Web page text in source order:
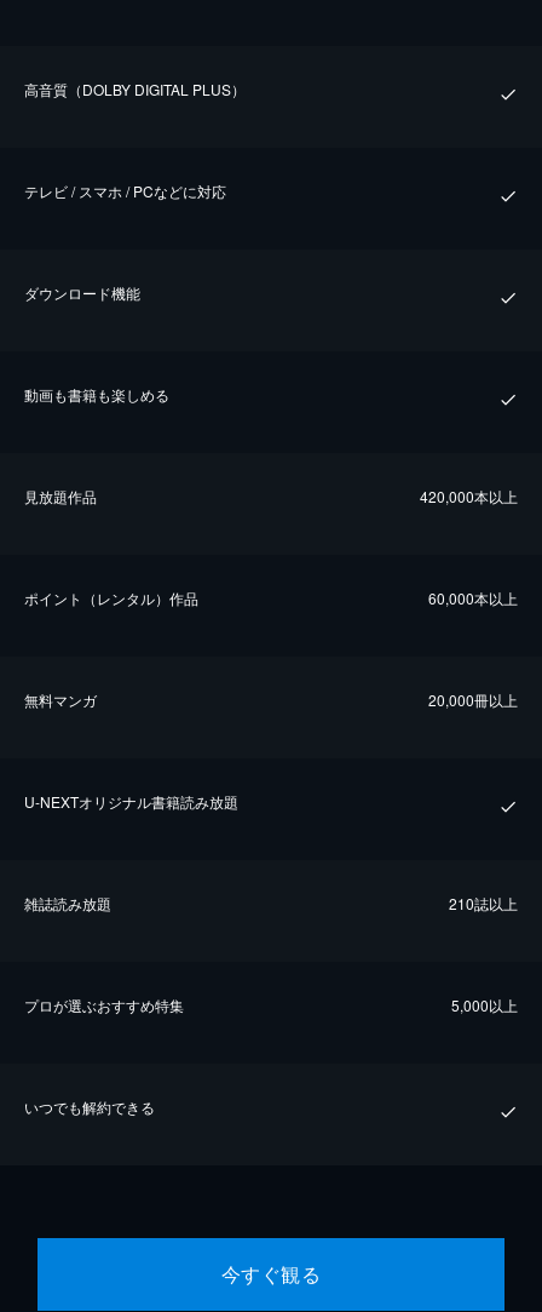
⾼⾳質（DOLBY DIGITAL PLUS）
テレビ / スマホ / PCなどに対応
ダウンロード機能
動画も書籍も楽しめる
⾒放題作品 420,000本以上
ポイント（レンタル）作品 60,000本以上
無料マンガ 20,000冊以上
U-NEXTオリジナル書籍読み放題
雑誌読み放題 210誌以上
プロが選ぶおすすめ特集 5,000以上
いつでも解約できる
今すぐ観る